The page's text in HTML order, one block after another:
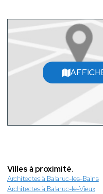
Villes à proximité.
Architectes à Balaruc-les-Bains
Architectes à Balaruc-le-Vieux